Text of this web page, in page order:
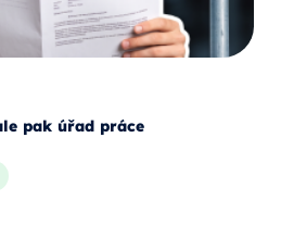
pak úřad práce